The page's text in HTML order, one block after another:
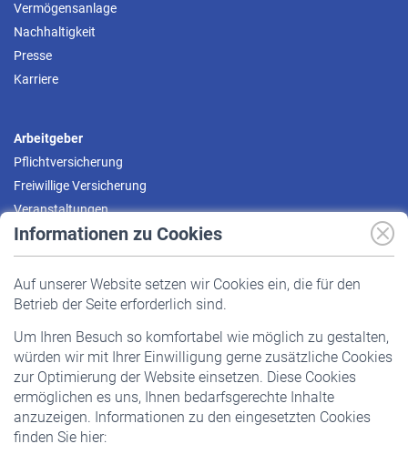
Informationen zu Cookies
Auf unserer Website setzen wir Cookies ein, die für den
Betrieb der Seite erforderlich sind.
Um Ihren Besuch so komfortabel wie möglich zu gestalten,
würden wir mit Ihrer Einwilligung gerne zusätzliche Cookies
zur Optimierung der Website einsetzen. Diese Cookies
ermöglichen es uns, Ihnen bedarfsgerechte Inhalte
anzuzeigen. Informationen zu den eingesetzten Cookies
finden Sie hier:
Vermögensanlage
Nachhaltigkeit
Presse
Karriere
Arbeitgeber
Pflichtversicherung
Freiwillige Versicherung
Veranstaltungen
Pflichtversicherung
Staatliche Förderung
Veranstaltungen
Rentner
Rentenbeginn